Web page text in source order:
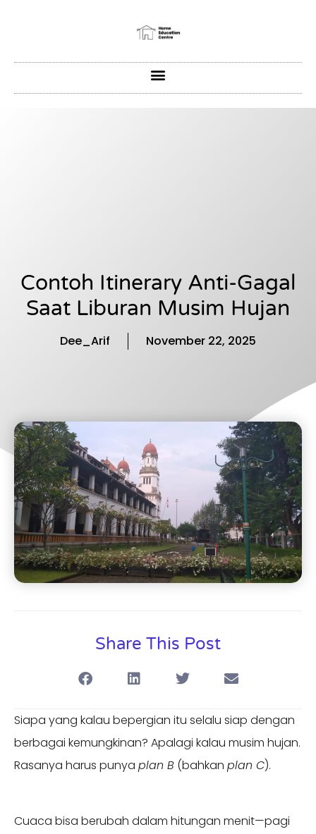
Contoh Itinerary Anti-Gagal
Saat Liburan Musim Hujan
Dee_Arif November 22, 2025
Share This Post
Siapa yang kalau bepergian itu selalu siap dengan
berbagai kemungkinan? Apalagi kalau musim hujan.
Rasanya harus punya plan B (bahkan plan C).
Cuaca bisa berubah dalam hitungan menit—pagi